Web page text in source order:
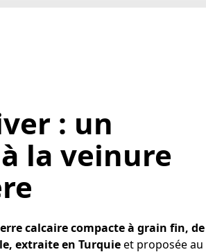
: un
la veinure
calcaire compacte à grain fin, de
extraite en Turquieet proposée au